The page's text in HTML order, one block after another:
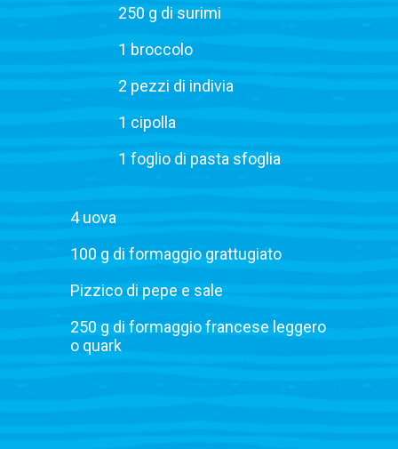
250 g di surimi
1 broccolo
2 pezzi di indivia
1 cipolla
1 foglio di pasta sfoglia
4 uova
100 g di formaggio grattugiato
Pizzico di pepe e sale
250 g di formaggio francese leggero
o quark